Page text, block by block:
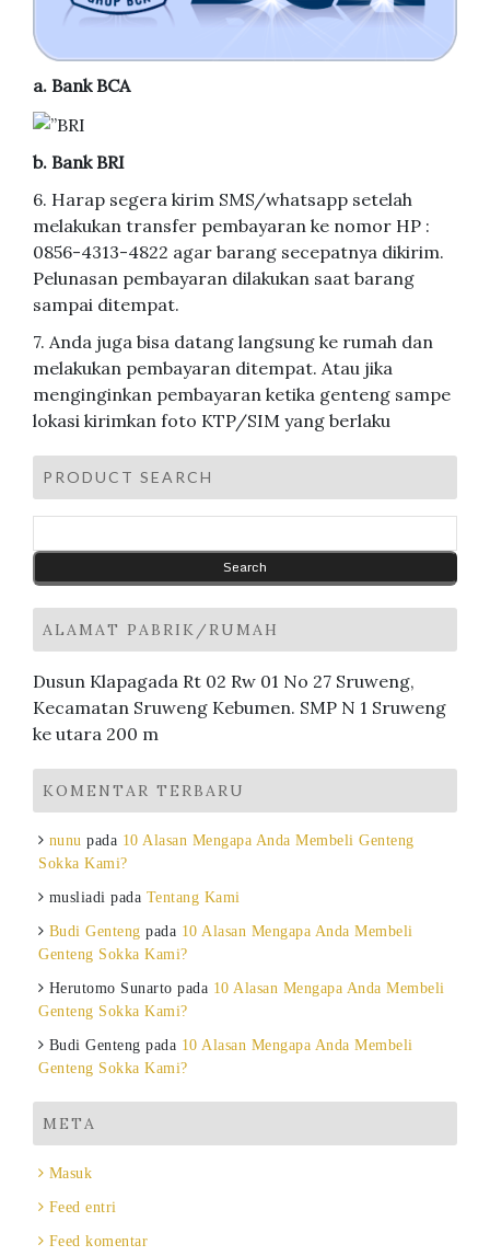
a. Bank BCA
b. Bank BRI
6. Harap segera kirim SMS/whatsapp setelah
melakukan transfer pembayaran ke nomor HP :
0856-4313-4822 agar barang secepatnya dikirim.
Pelunasan pembayaran dilakukan saat barang
sampai ditempat.
7. Anda juga bisa datang langsung ke rumah dan
melakukan pembayaran ditempat. Atau jika
menginginkan pembayaran ketika genteng sampe
lokasi kirimkan foto KTP/SIM yang berlaku
PRODUCT SEARCH
ALAMAT PABRIK/RUMAH
Dusun Klapagada Rt 02 Rw 01 No 27 Sruweng,
Kecamatan Sruweng Kebumen. SMP N 1 Sruweng
ke utara 200 m
KOMENTAR TERBARU
nunu pada 10 Alasan Mengapa Anda Membeli Genteng
Sokka Kami?
musliadi pada Tentang Kami
Budi Genteng pada 10 Alasan Mengapa Anda Membeli
Genteng Sokka Kami?
Herutomo Sunarto pada 10 Alasan Mengapa Anda Membeli
Genteng Sokka Kami?
Budi Genteng pada 10 Alasan Mengapa Anda Membeli
Genteng Sokka Kami?
META
Masuk
Feed entri
Feed komentar